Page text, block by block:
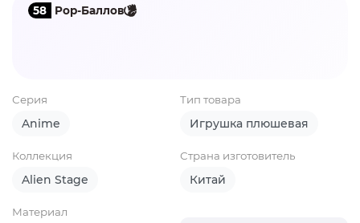
58 Pop-Баллов
Серия
Anime
Тип товара
Игрушка плюшевая
Коллекция
Alien Stage
Страна изготовитель
Китай
Материал